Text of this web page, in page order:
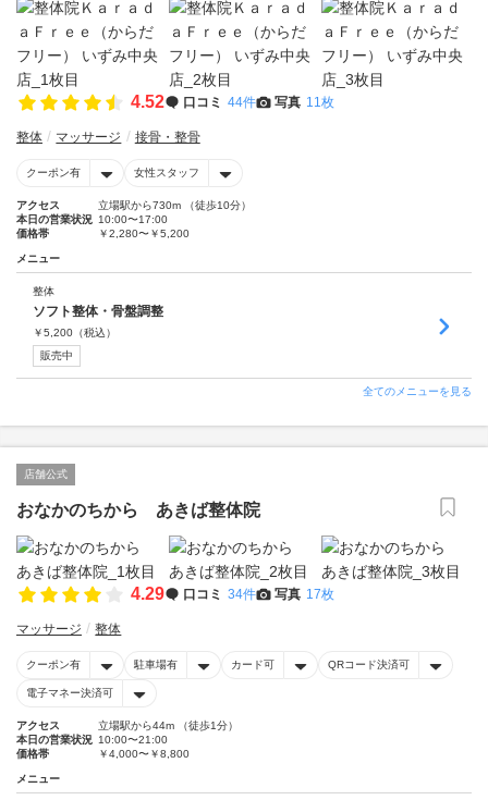
4.52 口コミ 44件 写真 11枚
整体 マッサージ 接骨・整骨
クーポン有 女性スタッフ
アクセス
立場駅から730m （徒歩10分）
本日の営業状況 10:00〜17:00
価格帯
￥2,280〜￥5,200
メニュー
整体
ソフト整体・骨盤調整
￥5,200 （税込）
販売中
全てのメニューを見る
店舗公式
おなかのちから あきば整体院
4.29 口コミ 34件 写真 17枚
マッサージ 整体
クーポン有 駐車場有 カード可 QRコード決済可
電子マネー決済可
アクセス
立場駅から44m （徒歩1分）
本日の営業状況 10:00〜21:00
価格帯
￥4,000〜￥8,800
メニュー